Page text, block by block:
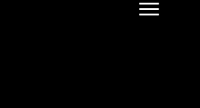
Toggle